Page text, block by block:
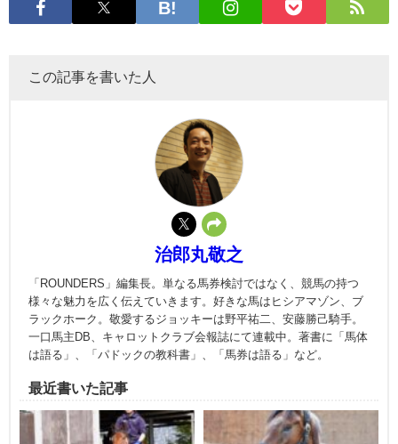
この記事を書いた人
治郎丸敬之
「ROUNDERS」編集長。単なる馬券検討ではなく、競馬の持つ
様々な魅力を広く伝えていきます。好きな馬はヒシアマゾン、ブ
ラックホーク。敬愛するジョッキーは野平祐二、安藤勝己騎手。
一口馬主DB、キャロットクラブ会報誌にて連載中。著書に「馬体
は語る」、「パドックの教科書」、「馬券は語る」など。
最近書いた記事